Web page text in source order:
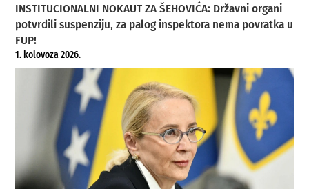
INSTITUCIONALNI NOKAUT ZA ŠEHOVIĆA: Državni organi
potvrdili suspenziju, za palog inspektora nema povratka u
FUP!
1. kolovoza 2026.